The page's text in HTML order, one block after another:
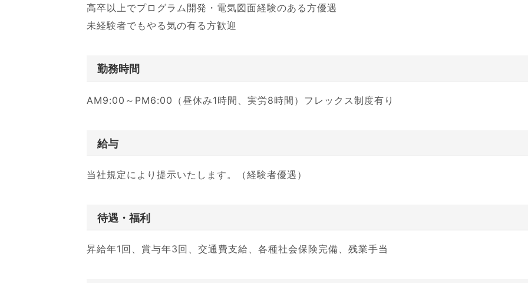
高卒以上でプログラム開発・電気図面経験のある方優遇
未経験者でもやる気の有る方歓迎
勤務時間
AM9:00～PM6:00（昼休み1時間、実労8時間）フレックス制度有り
給与
当社規定により提示いたします。（経験者優遇）
待遇・福利
昇給年1回、賞与年3回、交通費支給、各種社会保険完備、残業手当